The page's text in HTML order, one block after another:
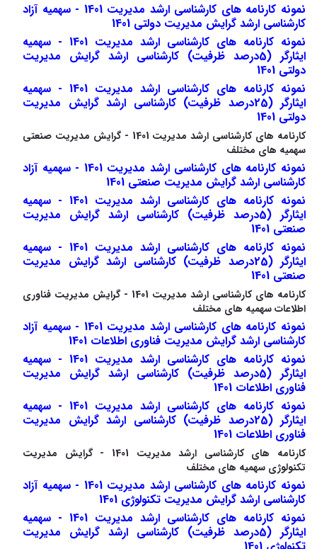
نمونه کارنامه های کارشناسی ارشد مدیریت 1401 - سهمیه آزاد
کارشناسی ارشد گرایش مدیریت دولتی 1401
نمونه کارنامه های کارشناسی ارشد مدیریت 1401 - سهمیه
ایثارگر (5درصد ظرفیت) کارشناسی ارشد گرایش مدیریت
دولتی 1401
نمونه کارنامه های کارشناسی ارشد مدیریت 1401 - سهمیه
ایثارگر (25درصد ظرفیت) کارشناسی ارشد گرایش مدیریت
دولتی 1401
کارنامه های کارشناسی ارشد مدیریت 1401 - گرایش مدیریت صنعتی
سهمیه های مختلف
نمونه کارنامه های کارشناسی ارشد مدیریت 1401 - سهمیه آزاد
کارشناسی ارشد گرایش مدیریت صنعتی 1401
نمونه کارنامه های کارشناسی ارشد مدیریت 1401 - سهمیه
ایثارگر (5درصد ظرفیت) کارشناسی ارشد گرایش مدیریت
صنعتی 1401
نمونه کارنامه های کارشناسی ارشد مدیریت 1401 - سهمیه
ایثارگر (25درصد ظرفیت) کارشناسی ارشد گرایش مدیریت
صنعتی 1401
کارنامه های کارشناسی ارشد مدیریت 1401 - گرایش مدیریت فناوری
اطلاعات سهمیه های مختلف
نمونه کارنامه های کارشناسی ارشد مدیریت 1401 - سهمیه آزاد
کارشناسی ارشد گرایش مدیریت فناوری اطلاعات 1401
نمونه کارنامه های کارشناسی ارشد مدیریت 1401 - سهمیه
ایثارگر (5درصد ظرفیت) کارشناسی ارشد گرایش مدیریت
فناوری اطلاعات 1401
نمونه کارنامه های کارشناسی ارشد مدیریت 1401 - سهمیه
ایثارگر (25درصد ظرفیت) کارشناسی ارشد گرایش مدیریت
فناوری اطلاعات 1401
کارنامه های کارشناسی ارشد مدیریت 1401 - گرایش مدیریت
تکنولوژی سهمیه های مختلف
نمونه کارنامه های کارشناسی ارشد مدیریت 1401 - سهمیه آزاد
کارشناسی ارشد گرایش مدیریت تکنولوژی 1401
نمونه کارنامه های کارشناسی ارشد مدیریت 1401 - سهمیه
ایثارگر (5درصد ظرفیت) کارشناسی ارشد گرایش مدیریت